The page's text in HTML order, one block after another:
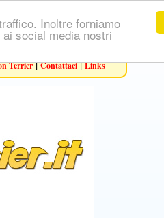
Inoltre forniamo
social media nostri
Terrier|Contattaci|Links